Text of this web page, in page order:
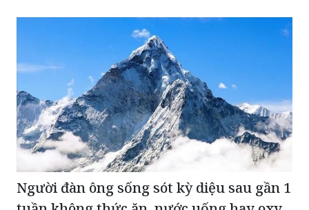
Người đàn ông sống sót kỳ diệu sau gần 1